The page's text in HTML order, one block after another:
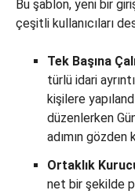
Bu şablon, yeni bir
çeşitli kullanıcıları
Tek Başına
türlü idari
kişilere
düzenlerken
adımın gözden
Ortaklık
net bir şekilde